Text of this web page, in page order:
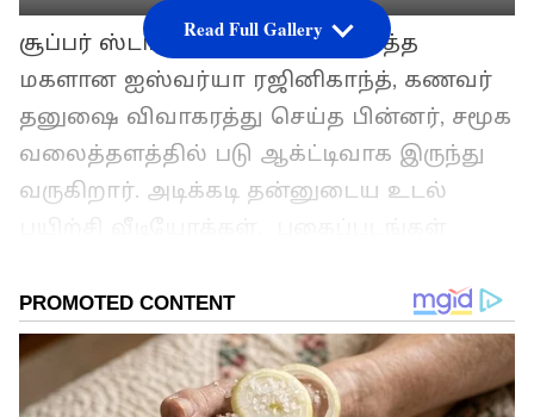
சூப்பர் ஸ்டார் ரஜினிகாந்தின் மூத்த
மகளான ஐஸ்வர்யா ரஜினிகாந்த், கணவர்
தனுஷை விவாகரத்து செய்த பின்னர், சமூக
வலைத்தளத்தில் படு ஆக்ட்டிவாக இருந்து
வருகிறார். அடிக்கடி தன்னுடைய உடல்
புகைப்படங்கள் போன்றவற்றை பகிர்ந்து
கொள்வதை வழக்கமாக வைத்துள்ளார்.
Read Full Gallery